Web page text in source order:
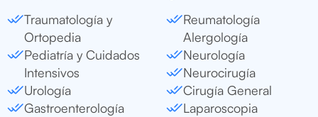
Traumatología y
Ortopedia
Pediatría y Cuidados
Intensivos
Urología
Gastroenterología
Reumatología
Alergología
Neurología
Neurocirugía
Cirugía General
Laparoscopia